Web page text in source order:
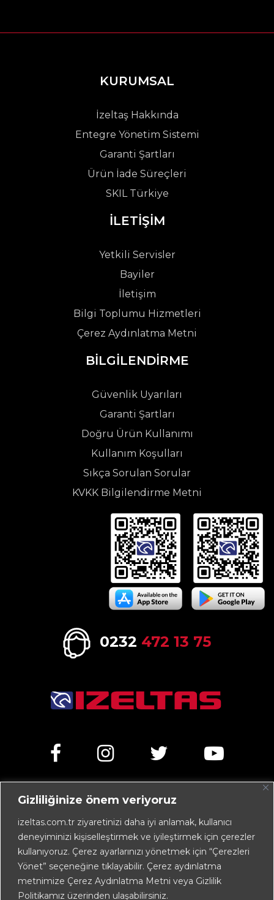
Gizliliğinize önem veriyoruz
izeltas.com.tr ziyaretinizi daha iyi anlamak, kullanıcı
deneyiminizi kişiselleştirmek ve iyileştirmek için çerezler
kullanıyoruz. Çerez ayarlarınızı yönetmek için “Çerezleri
Yönet” seçeneğine tıklayabilir. Çerez aydınlatma
metnimize Çerez Aydınlatma Metni veya Gizlilik
Politikamız üzerinden ulaşabilirsiniz.
KURUMSAL
İzeltaş Hakkında
Entegre Yönetim Sistemi
Garanti Şartları
Ürün İade Süreçleri
SKIL Türkiye
İLETİŞİM
Yetkili Servisler
Bayiler
İletişim
Bilgi Toplumu Hizmetleri
Çerez Aydınlatma Metni
BİLGİLENDİRME
Güvenlik Uyarıları
Garanti Şartları
Doğru Ürün Kullanımı
Kullanım Koşulları
Sıkça Sorulan Sorular
KVKK Bilgilendirme Metni
0232 472 13 75
TÜRKİYE
+90 232 472 13 75 (pbx)
+90 232 472 13 78
info@izeltas.com.tr